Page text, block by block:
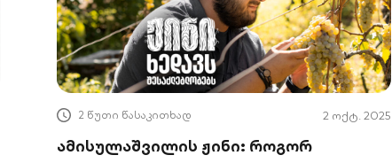
2 წუთი წასაკითხად 2 ოქტ. 2025
ამისულაშვილის ჟინი: როგორ